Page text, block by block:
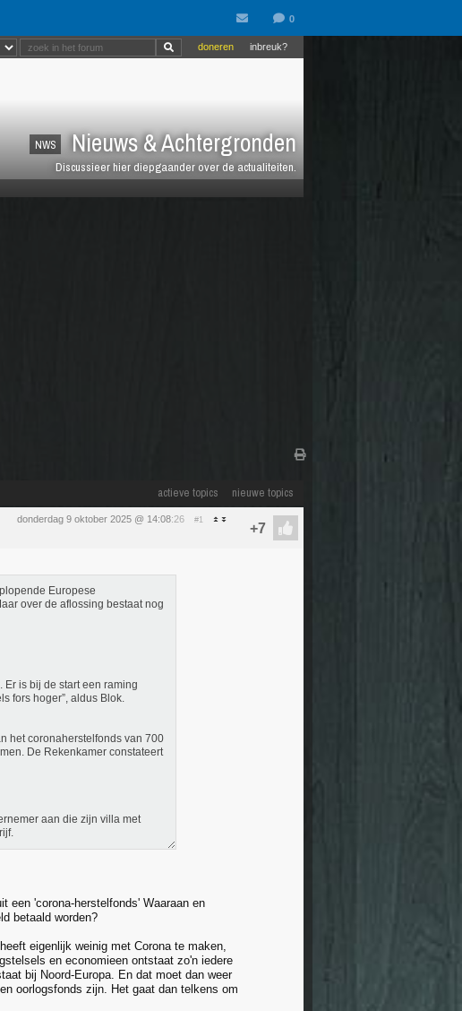
NWS Nieuws & Achtergronden
Discussieer hier diepgaander over de actualiteiten.
inbreuk?
doneren
actieve topics nieuwe topics
donderdag 9 oktober 2025 @ 14:08:26 #1
Europese
over de aflossing bestaat nog
Er is bij de start een raming
fors hoger”, aldus Blok.
het coronaherstelfonds van 700
De Rekenkamer constateert
aan die zijn villa met
een 'corona-herstelfonds' Waaraan en
betaald worden?
eigenlijk weinig met Corona te maken,
en economieen ontstaat zo'n iedere
bij Noord-Europa. En dat moet dan weer
oorlogsfonds zijn. Het gaat dan telkens om